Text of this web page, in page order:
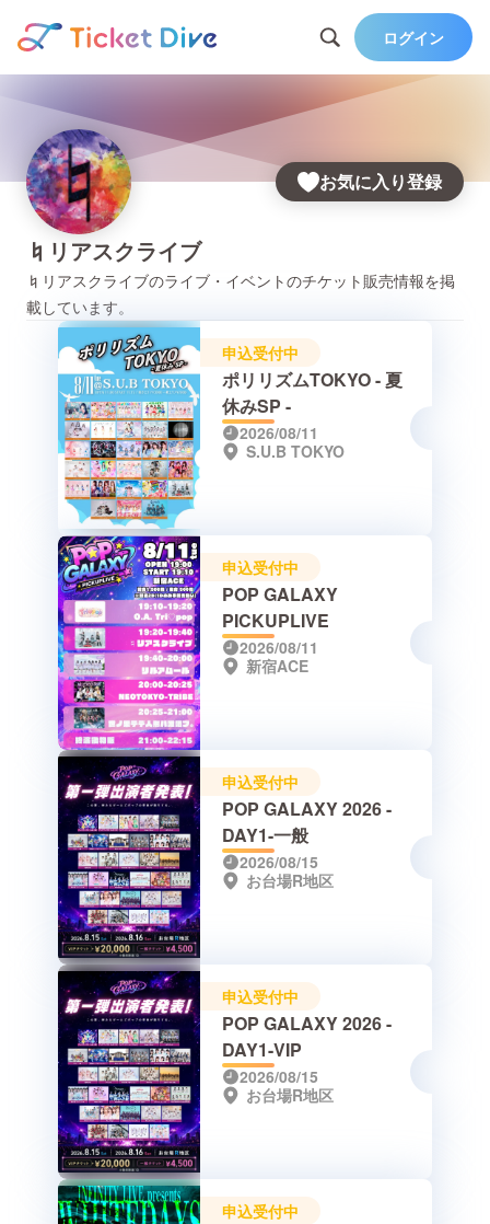
ログイン
お気に入り登録
♮リアスクライブ
♮リアスクライブのライブ・イベントのチケット販売情報を掲
載しています。
申込受付中
ポリリズムTOKYO - 夏
休みSP -
2026/08/11
S.U.B TOKYO
申込受付中
POP GALAXY
PICKUPLIVE
2026/08/11
新宿ACE
申込受付中
POP GALAXY 2026 -
DAY1-一般
2026/08/15
お台場R地区
申込受付中
POP GALAXY 2026 -
DAY1-VIP
2026/08/15
お台場R地区
申込受付中